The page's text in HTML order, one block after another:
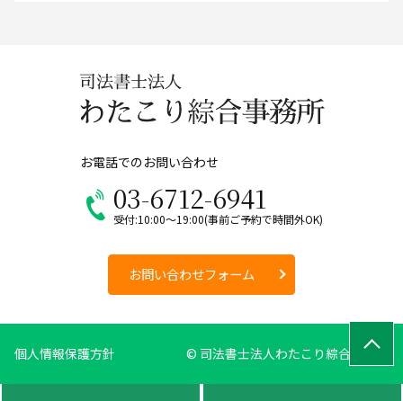
お電話でのお問い合わせ
03-6712-6941
受付:10:00～19:00(事前ご予約で時間外OK)
お問い合わせフォーム
個人情報保護方針 © 司法書士法人わたこり綜合事務所